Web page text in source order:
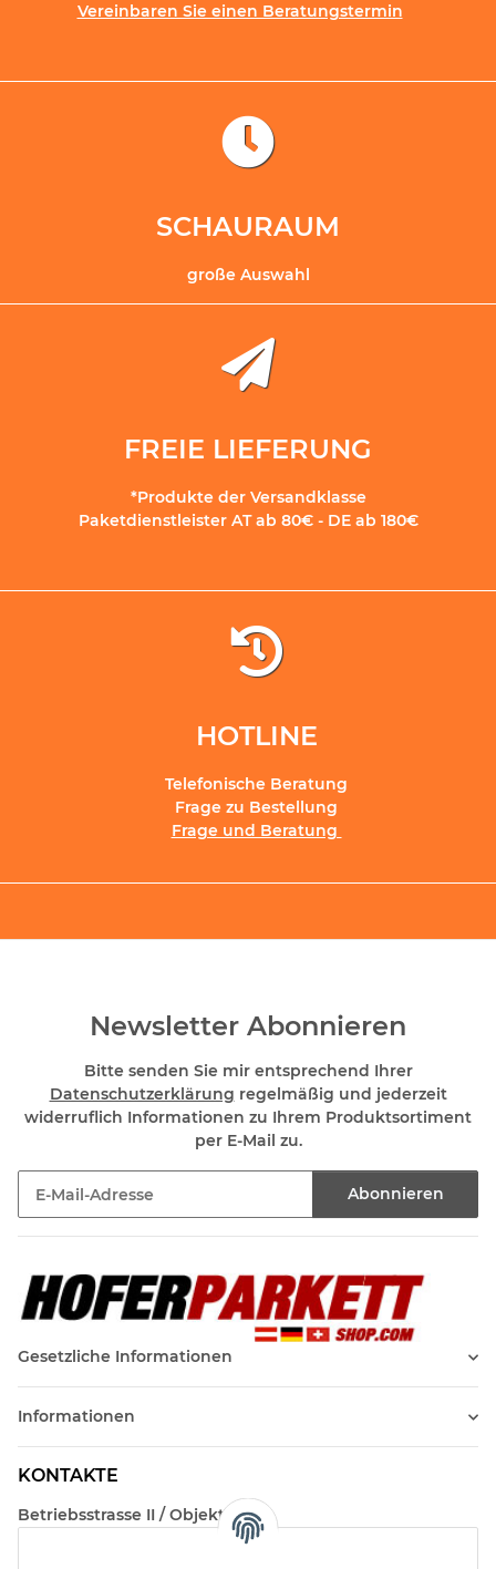
Vereinbaren Sie einen Beratungstermin
SCHAURAUM
große Auswahl
FREIE LIEFERUNG
*Produkte der Versandklasse
Paketdienstleister AT ab 80€ - DE ab 180€
HOTLINE
Telefonische Beratung
Frage zu Bestellung
Frage und Beratung
Newsletter Abonnieren
Bitte senden Sie mir entsprechend Ihrer
Datenschutzerklärung regelmäßig und jederzeit
widerruflich Informationen zu Ihrem Produktsortiment
per E-Mail zu.
Abonnieren
Gesetzliche Informationen
Informationen
KONTAKTE
Betriebsstrasse II / Objekt 17